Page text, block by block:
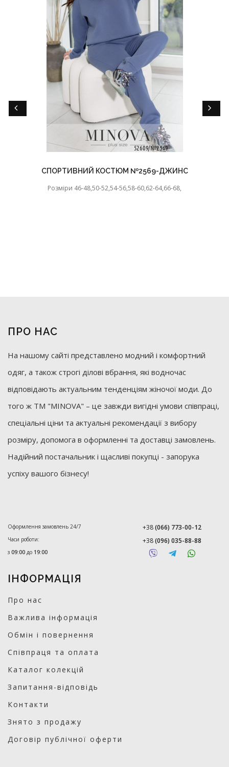
СПОРТИВНИЙ КОСТЮМ №2569-ДЖИНС
Розміри 46-48,50-52,54-56,58-60,62-64,66-68,
ПРО НАС
На нашому сайті представлено модний і комфортний
одяг, а також строгі ділові вбрання, які водночас
відповідають актуальним тенденціям жіночої моди. До
того ж ТМ "MINOVA" – це завжди вигідні умови співпраці,
спеціальні ціни та актуальні рекомендації з вибору
розміру, допомога в оформленні та доставці замовлень.
Надійний постачальник і щасливі покупці - запорука
успіху вашого бізнесу!
Оформлення замовлень 24/7
Часи роботи:
з 09:00 до 19:00
+38(066) 773-00-12
+38(096) 035-88-88
ІНФОРМАЦІЯ
Про нас
Важлива інформація
Обмін і повернення
Співпраця та оплата
Каталог колекцій
Запитання-відповідь
Контакти
Знято з продажу
Договір публічної оферти